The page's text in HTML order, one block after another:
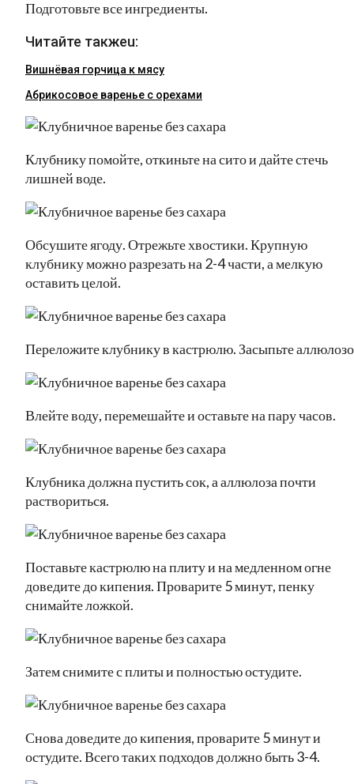
Подготовьте все ингредиенты.
Читайте такжеu:
Вишнёвая горчица к мясу
Абрикосовое варенье с орехами
Клубнику помойте, откиньте на сито и дайте стечь
лишней воде.
Обсушите ягоду. Отрежьте хвостики. Крупную
клубнику можно разрезать на 2-4 части, а мелкую
оставить целой.
Переложите клубнику в кастрюлю. Засыпьте
Влейте воду, перемешайте и оставьте на пару часов.
Клубника должна пустить сок, а аллюлоза почти
раствориться.
Поставьте кастрюлю на плиту и на медленном огне
доведите до кипения. Проварите 5 минут, пенку
снимайте ложкой.
Затем снимите с плиты и полностью остудите.
Снова доведите до кипения, проварите 5 минут и
остудите. Всего таких подходов должно быть 3-4.